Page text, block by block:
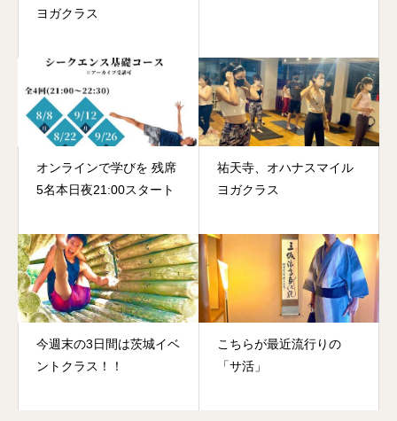
ヨガクラス
オンラインで学びを 残席
5名本日夜21:00スタート
祐天寺、オハナスマイル
ヨガクラス
今週末の3日間は茨城イベ
ントクラス！！
こちらが最近流行りの
「サ活」